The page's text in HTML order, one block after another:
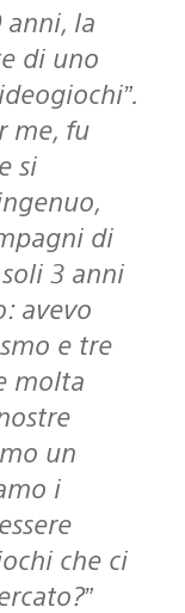
la
di uno
me, fu
si
di
3 anni
avevo
e tre
molta
un
i
che ci